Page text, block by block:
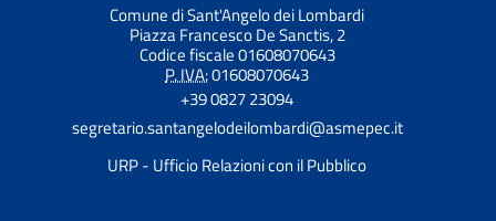
Comune di Sant'Angelo dei Lombardi
Piazza Francesco De Sanctis, 2
Codice fiscale 01608070643
P. IVA:01608070643
+39 0827 23094
segretario.santangelodeilombardi@asmepec.it
URP - Ufficio Relazioni con il Pubblico